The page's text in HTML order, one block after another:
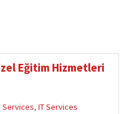
Privacy Policy
Eğitim Hizmetleri
Services, IT Services